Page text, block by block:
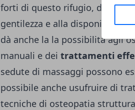
forti di questo rifugio, dove
gentilezza e alla disponibilità
dà anche la la possibilità agli
manuali e dei trattamenti
sedute di massaggi possono
possibile anche usufruire di
tecniche di osteopatia